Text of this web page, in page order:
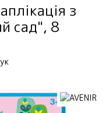
з
сад", 8